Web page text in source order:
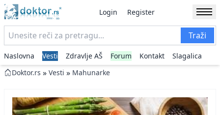
Login Register
Traži
Naslovna Vesti Zdravlje AŠ Forum Kontakt
Slagalica
Doktor.rs » Vesti » Mahunarke